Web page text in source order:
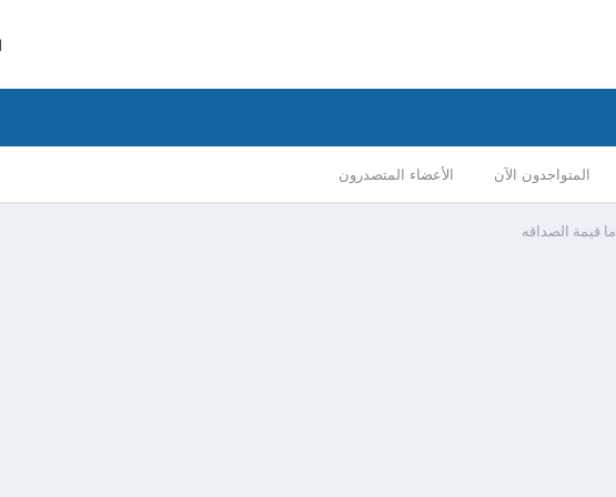
المتواجدون الآن الأعضاء المتصدرون
ما قيمة الصداقه